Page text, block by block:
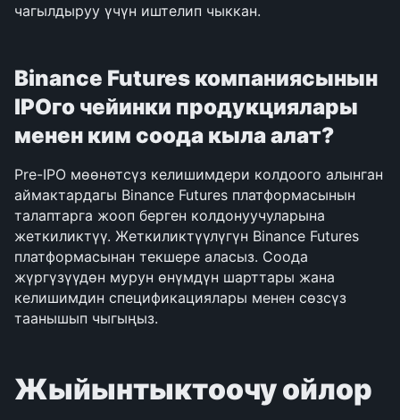
чагылдыруу үчүн иштелип чыккан.
Binance Futures компаниясынын
IPOго чейинки продукциялары
менен ким соода кыла алат?
Pre-IPO мөөнөтсүз келишимдери колдоого алынган
аймактардагы Binance Futures платформасынын
талаптарга жооп берген колдонуучуларына
жеткиликтүү. Жеткиликтүүлүгүн Binance Futures
платформасынан текшере аласыз. Соода
жүргүзүүдөн мурун өнүмдүн шарттары жана
келишимдин спецификациялары менен сөзсүз
таанышып чыгыңыз.
Жыйынтыктоочу ойлор